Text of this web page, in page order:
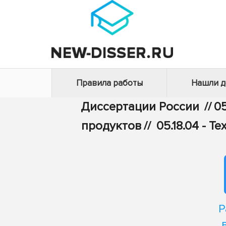
Правила работы Нашли
Диссертации России //
продуктов// 05.18.04 -